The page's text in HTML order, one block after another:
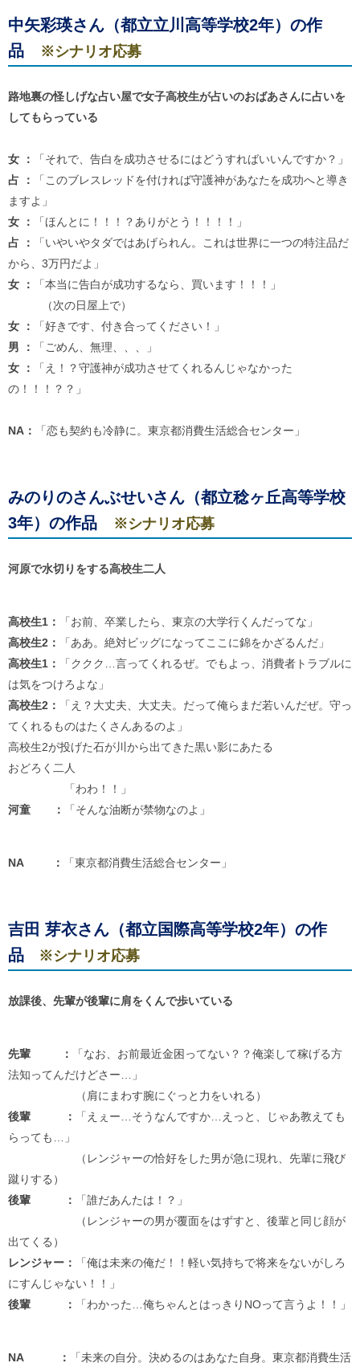
中矢彩瑛さん（都立立川高等学校2年）の作
品
※シナリオ応募
路地裏の怪しげな占い屋で女子高校生が占いのおばあさんに占いを
してもらっている
女 ：
「それで、告白を成功させるにはどうすればいいんですか？」
占 ：
「このブレスレッドを付ければ守護神があなたを成功へと導き
ますよ」
女 ：
「ほんとに！！！？ありがとう！！！！」
占 ：
「いやいやタダではあげられん。これは世界に一つの特注品だ
から、3万円だよ」
女 ：
「本当に告白が成功するなら、買います！！！」
（次の日屋上で）
女 ：
「好きです、付き合ってください！」
男 ：
「ごめん、無理、、、」
女 ：
「え！？守護神が成功させてくれるんじゃなかった
の！！！？？」
NA： 「恋も契約も冷静に。東京都消費生活総合センター」
みのりのさんぶせいさん（都立稔ヶ丘高等学校
3年）の作品
※シナリオ応募
河原で水切りをする高校生二人
高校生1：
「お前、卒業したら、東京の大学行くんだってな」
高校生2：
「ああ。絶対ビッグになってここに錦をかざるんだ」
高校生1：
「ククク…言ってくれるぜ。でもよっ、消費者トラブルに
は気をつけろよな」
高校生2：
「え？大丈夫、大丈夫。だって俺らまだ若いんだぜ。守っ
てくれるものはたくさんあるのよ」
高校生2が投げた石が川から出てきた黒い影にあたる
おどろく二人
「わわ！！」
河童 ：
「そんな油断が禁物なのよ」
NA ： 「東京都消費生活総合センター」
吉田 芽衣さん（都立国際高等学校2年）の作
品
※シナリオ応募
放課後、先輩が後輩に肩をくんで歩いている
先輩 ：
「なお、お前最近金困ってない？？俺楽して稼げる方
法知ってんだけどさー…」
（肩にまわす腕にぐっと力をいれる）
後輩 ：
「えぇー…そうなんですか…えっと、じゃあ教えても
らっても…」
（レンジャーの恰好をした男が急に現れ、先輩に飛び
蹴りする）
後輩 ：
「誰だあんたは！？」
（レンジャーの男が覆面をはずすと、後輩と同じ顔が
出てくる）
レンジャー：
「俺は未来の俺だ！！軽い気持ちで将来をないがしろ
にすんじゃない！！」
後輩 ：
「わかった…俺ちゃんとはっきりNOって言うよ！！」
NA ：
「未来の自分。決めるのはあなた自身。東京都消費生活